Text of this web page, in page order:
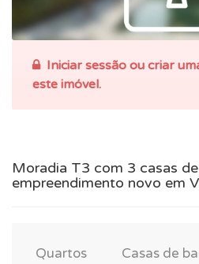
Iniciar sessão ou criar
este imóvel.
Moradia T3 com 3 casas
empreendimento novo em
Quartos
Casas de